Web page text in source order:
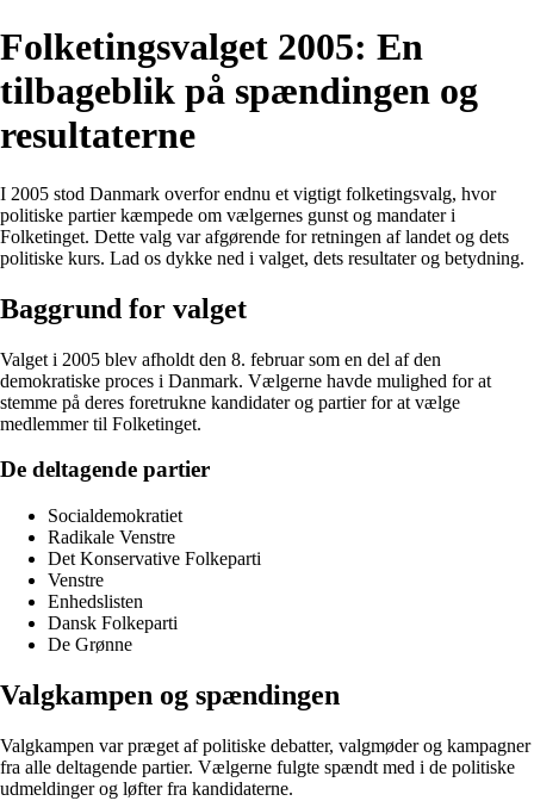
Folketingsvalget 2005: En
tilbageblik på spændingen og
resultaterne
I 2005 stod Danmark overfor endnu et vigtigt folketingsvalg, hvor
politiske partier kæmpede om vælgernes gunst og mandater i
Folketinget. Dette valg var afgørende for retningen af landet og dets
politiske kurs. Lad os dykke ned i valget, dets resultater og betydning.
Baggrund for valget
Valget i 2005 blev afholdt den 8. februar som en del af den
demokratiske proces i Danmark. Vælgerne havde mulighed for at
stemme på deres foretrukne kandidater og partier for at vælge
medlemmer til Folketinget.
De deltagende partier
Socialdemokratiet
Radikale Venstre
Det Konservative Folkeparti
Venstre
Enhedslisten
Dansk Folkeparti
De Grønne
Valgkampen og spændingen
Valgkampen var præget af politiske debatter, valgmøder og kampagner
fra alle deltagende partier. Vælgerne fulgte spændt med i de politiske
udmeldinger og løfter fra kandidaterne.